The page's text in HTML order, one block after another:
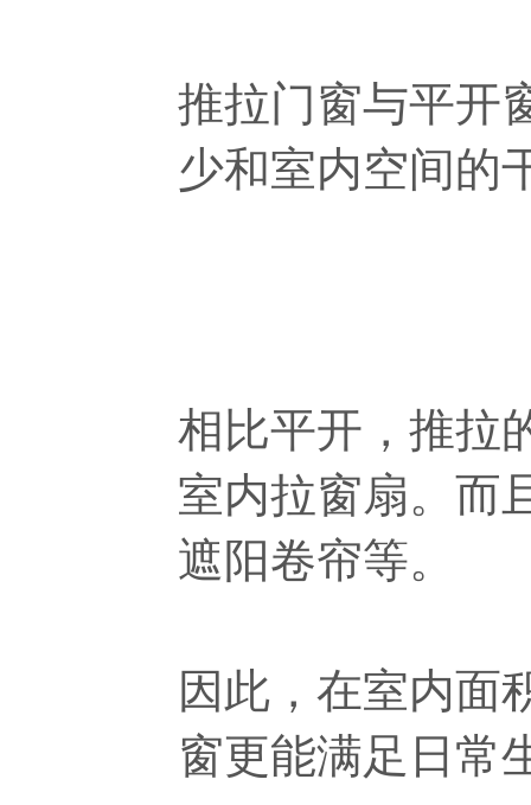
推拉门窗与平开
少和室内空间的
相比平开，推拉
室内拉窗扇。而
遮阳卷帘等。
因此，在室内面
窗更能满足日常